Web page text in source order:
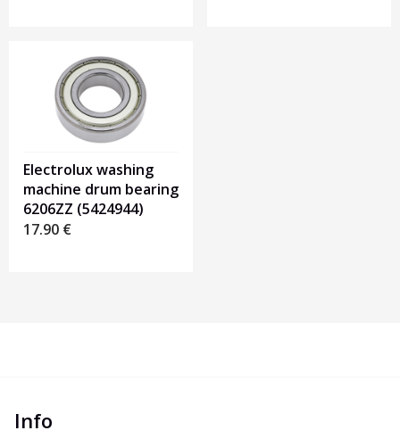
Electrolux washing
machine drum bearing
6206ZZ (5424944)
17.90 €
Info